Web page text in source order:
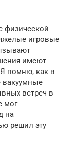
физической
игровые
имеют
помню, как в
вакуумные
встреч в
мог
на
решил эту